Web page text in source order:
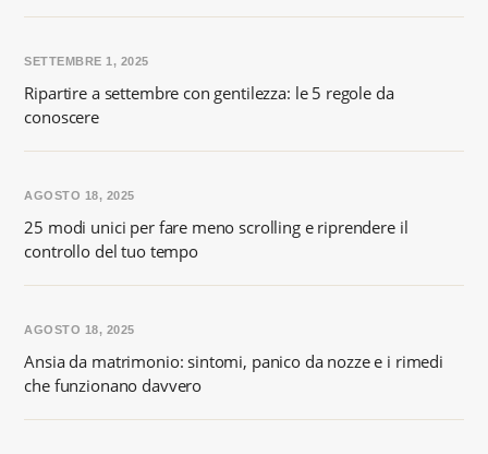
Ripartire a settembre con gentilezza: le 5 regole da
conoscere
SETTEMBRE 1, 2025
25 modi unici per fare meno scrolling e riprendere il
controllo del tuo tempo
AGOSTO 18, 2025
Ansia da matrimonio: sintomi, panico da nozze e i rimedi
che funzionano davvero
AGOSTO 18, 2025